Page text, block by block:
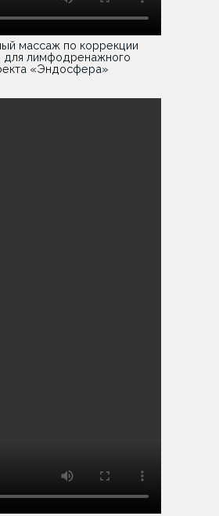
массаж по коррекции
для лимфодренажного
«Эндосфера»